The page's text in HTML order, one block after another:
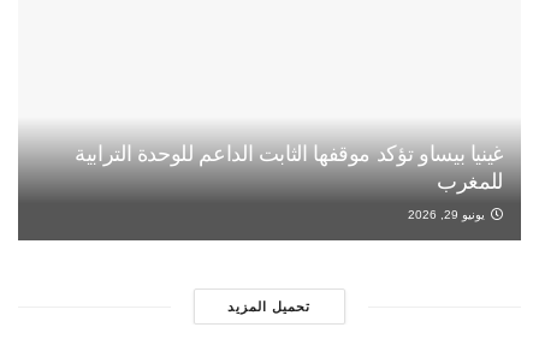
غينيا بيساو تؤكد موقفها الثابت الداعم للوحدة الترابية
للمغرب
يونيو 29, 2026
تحميل المزيد